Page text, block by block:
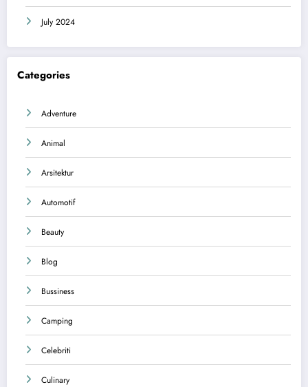
July 2024
Categories
Adventure
Animal
Arsitektur
Automotif
Beauty
Blog
Bussiness
Camping
Celebriti
Culinary